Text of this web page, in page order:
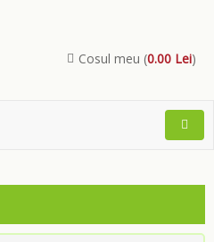
Cosul meu (0.00 Lei)
Open